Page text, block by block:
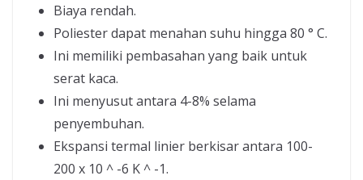
Biaya rendah.
Poliester dapat menahan suhu hingga 80 ° C.
Ini memiliki pembasahan yang baik untuk
serat kaca.
Ini menyusut antara 4-8% selama
penyembuhan.
Ekspansi termal linier berkisar antara 100-
200 x 10 ^ -6 K ^ -1.